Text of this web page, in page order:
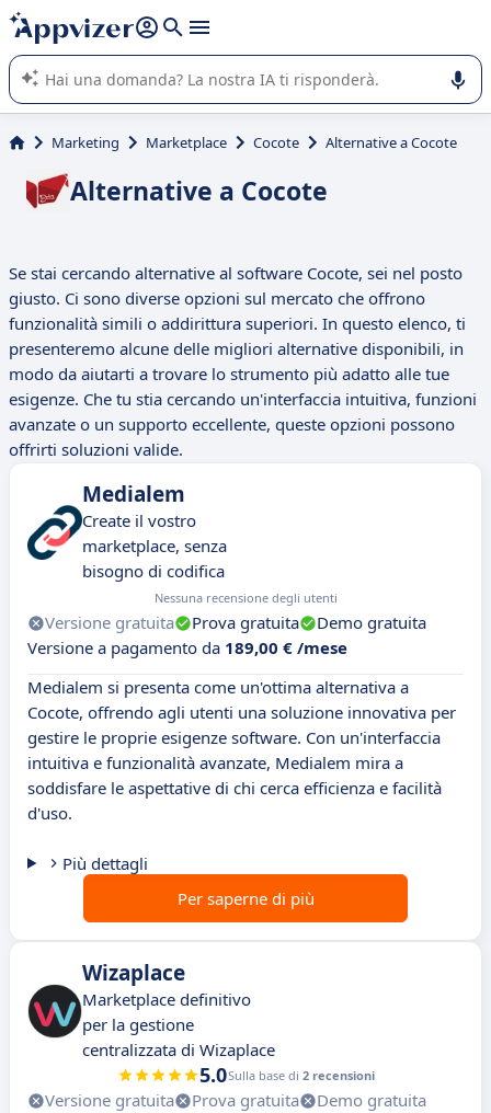
righe con
shift + enter
L'IA di Appvizer vi guida nell'utilizzo o nella scelta di un
software SaaS per la vostra azienda.
Marketing Marketplace Cocote Alternative a Cocote
Alternative a Cocote
Se stai cercando alternative al software Cocote, sei nel posto
giusto. Ci sono diverse opzioni sul mercato che offrono
funzionalità simili o addirittura superiori. In questo elenco, ti
presenteremo alcune delle migliori alternative disponibili, in
modo da aiutarti a trovare lo strumento più adatto alle tue
esigenze. Che tu stia cercando un'interfaccia intuitiva, funzioni
avanzate o un supporto eccellente, queste opzioni possono
offrirti soluzioni valide.
Medialem
Create il vostro
marketplace, senza
bisogno di codifica
Nessuna recensione degli utenti
Versione gratuita Prova gratuita
Demo gratuita
Versione a pagamento da 189,00 € /mese
Medialem si presenta come un'ottima alternativa a
Cocote, offrendo agli utenti una soluzione innovativa per
gestire le proprie esigenze software. Con un'interfaccia
intuitiva e funzionalità avanzate, Medialem mira a
soddisfare le aspettative di chi cerca efficienza e facilità
d'uso.
Più dettagli
Per saperne di più
Wizaplace
Marketplace definitivo
per la gestione
centralizzata di Wizaplace
5.0Sulla base di 2 recensioni
Versione gratuita Prova gratuita
Demo gratuita